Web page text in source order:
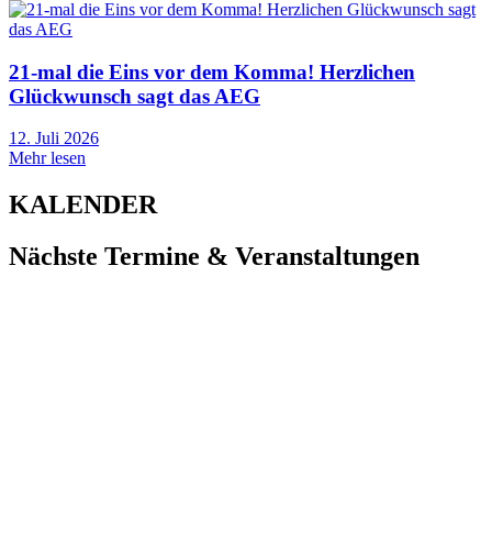
21-mal die Eins vor dem Komma! Herzlichen
Glückwunsch sagt das AEG
12. Juli 2026
Mehr lesen
KALENDER
Nächste Termine & Veranstaltungen